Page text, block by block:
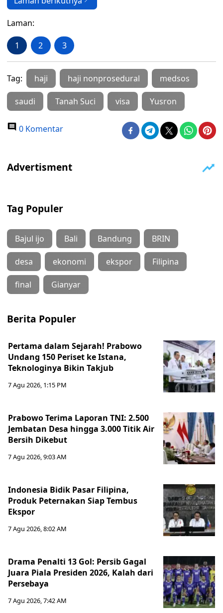
Laman:
1 2 3
Tag: haji haji nonprosedural medsos
saudi Tanah Suci visa Yusron
0 Komentar
Tag Populer
Bajul ijo Bali Bandung BRIN
desa ekonomi ekspor Filipina
final Gianyar
Berita Populer
Pertama dalam Sejarah! Prabowo
Undang 150 Periset ke Istana,
Teknologinya Bikin Takjub
7 Agu 2026, 1:15 PM
Prabowo Terima Laporan TNI: 2.500
Jembatan Desa hingga 3.000 Titik Air
Bersih Dikebut
7 Agu 2026, 9:03 AM
Indonesia Bidik Pasar Filipina,
Produk Peternakan Siap Tembus
Ekspor
7 Agu 2026, 8:02 AM
Drama Penalti 13 Gol: Persib Gagal
Juara Piala Presiden 2026, Kalah dari
Persebaya
7 Agu 2026, 7:42 AM